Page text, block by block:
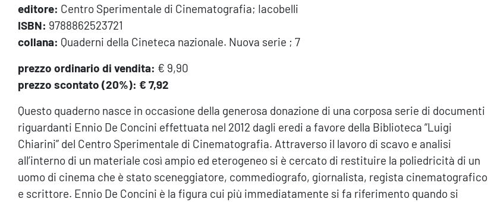
editore: Centro Sperimentale di Cinematografia; Iacobelli
ISBN: 9788862523721
collana: Quaderni della Cineteca nazionale. Nuova serie ; 7
prezzo ordinario di vendita: € 9,90
prezzo scontato (20%): € 7,92
Questo quaderno nasce in occasione della generosa donazione di una corposa serie di documenti
riguardanti Ennio De Concini effettuata nel 2012 dagli eredi a favore della Biblioteca “Luigi
Chiarini” del Centro Sperimentale di Cinematografia. Attraverso il lavoro di scavo e analisi
all’interno di un materiale così ampio ed eterogeneo si è cercato di restituire la poliedricità di un
uomo di cinema che è stato sceneggiatore, commediografo, giornalista, regista cinematografico
e scrittore. Ennio De Concini è la figura cui più immediatamente si fa riferimento quando si